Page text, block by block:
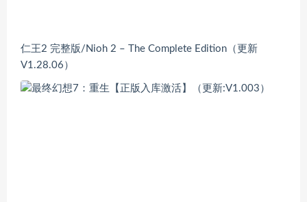
仁王2 完整版/Nioh 2 – The Complete Edition（更新
V1.28.06）